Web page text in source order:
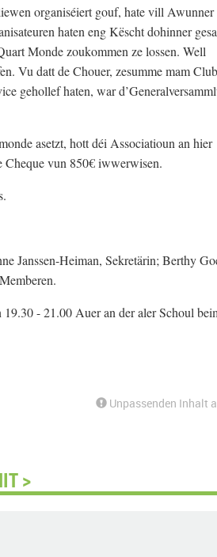
organiséiert gouf, hate vill Awunner
haten eng Këscht dohinner
Monde zoukommen ze lossen. Well
Vu datt de Chouer, zesumme mam
gehollef haten, war
asetzt, hott déi Associatioun an hier
Cheque vun 850€ iwwerwisen.
Janssen-Heiman, Sekretärin; Berthy
- 21.00 Auer an der aler Schoul
Unpassenden Inhalt
>